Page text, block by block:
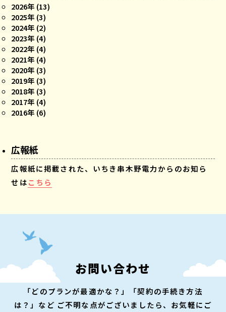
2026年 (13)
2025年 (3)
2024年 (2)
2023年 (4)
2022年 (4)
2021年 (4)
2020年 (3)
2019年 (3)
2018年 (3)
2017年 (4)
2016年 (6)
広報紙
広報紙に掲載された、いちき串木野電力からのお知ら
せはこちら
お問い合わせ
「どのプランが最適かな？」「契約の手続き方法
は？」など ご不明な点がございましたら、お気軽にご